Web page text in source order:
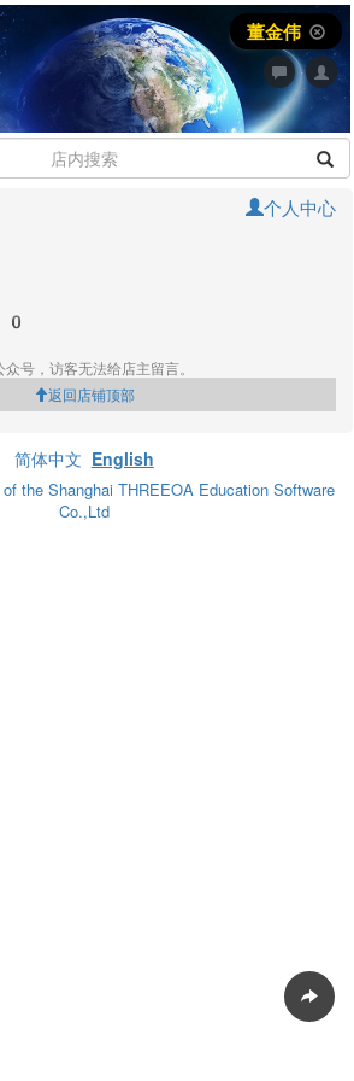
董金伟
个人中心
号，访客无法给店主留言。
返回店铺顶部
简体中文 English
the Shanghai THREEOA Education Software
Co.,Ltd